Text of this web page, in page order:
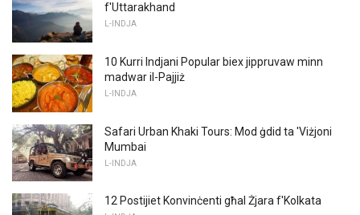
f'Uttarakhand
L-INDJA
10 Kurri Indjani Popular biex jippruvaw minn
madwar il-Pajjiż
L-INDJA
Safari Urban Khaki Tours: Mod ġdid ta 'Viżjoni
Mumbai
L-INDJA
12 Postijiet Konvinċenti għal Żjara f'Kolkata